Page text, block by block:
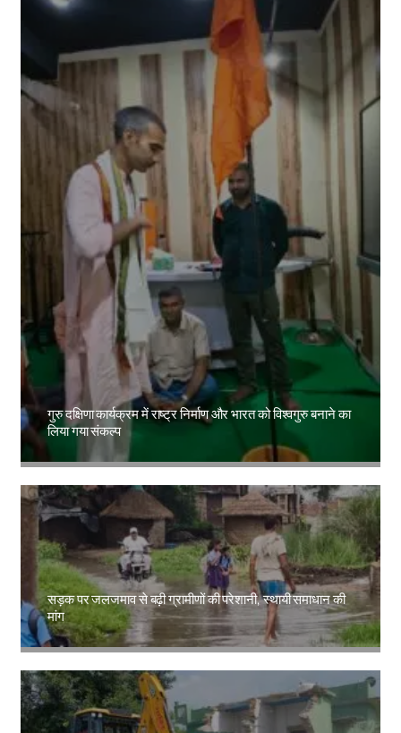
गुरु दक्षिणा कार्यक्रम में राष्ट्र निर्माण और भारत को विश्वगुरु बनाने का
लिया गया संकल्प
सड़क पर जलजमाव से बढ़ी ग्रामीणों की परेशानी, स्थायी समाधान की
मांग
Amit Lekh